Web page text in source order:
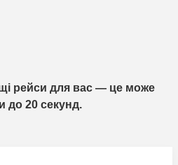
рейси для вас — це може
до 20 секунд.